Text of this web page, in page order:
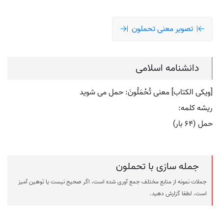
تصویر معنی تحملون
دانشنامه اسلامی
[ویکی الکتاب] معنی تُحْمَلُونَ: حمل می شوید
ریشه کلمه:
حمل (۶۴ بار)
جمله سازی با تحملون
جملات نمونه از منابع مختلف جمع آوری شده است، اگر صحیح نیست یا توهین آمیز
است، لطفا گزارش دهید.